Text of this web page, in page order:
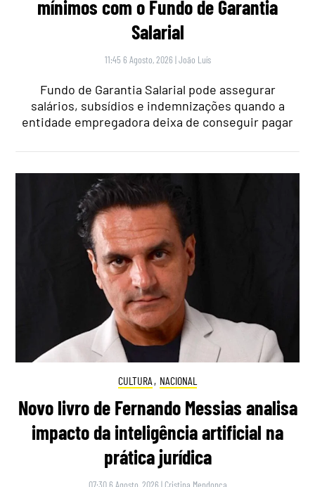
mínimos com o Fundo de Garantia
Salarial
11:45 6 Agosto, 2026 |João Luís
Fundo de Garantia Salarial pode assegurar
salários, subsídios e indemnizações quando a
entidade empregadora deixa de conseguir pagar
CULTURA , NACIONAL
Novo livro de Fernando Messias analisa
impacto da inteligência artificial na
prática jurídica